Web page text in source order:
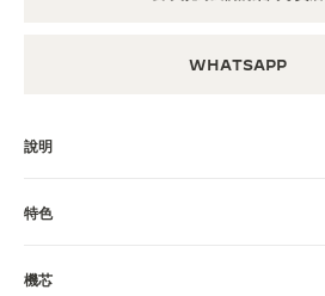
WHATSAPP
說明
特色
機芯